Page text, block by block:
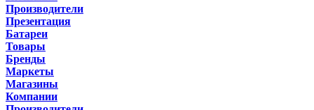
Производители
Презентация
Батареи
Товары
Бренды
Маркеты
Магазины
Компании